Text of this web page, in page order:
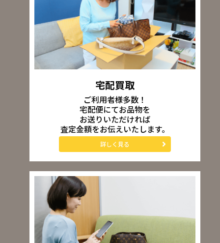
宅配買取
ご利用者様多数！
宅配便にてお品物を
お送りいただければ
査定金額をお伝えいたします。
詳しく見る